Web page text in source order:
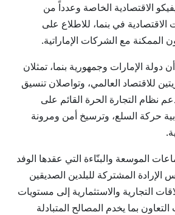
الاقتصادية الخاصة وعدداً من
في بنما، للاطلاع على
الممكنة مع الشركات الإماراتية.
دولة الإمارات وجمهورية بنما، تمثلان
للاقتصاد العالمي، وتواصلان تنسيق
نظام التجارة الحرة القائم على
حركة السلع، وترسيخ أمن ومرونة
الموسعة والبنّاءة التي عقدها الوفد
الإرادة المشتركة للبلدين الصديقين
التجارية والاستثمارية إلى مستويات
بما يخدم المصالح المتبادلة